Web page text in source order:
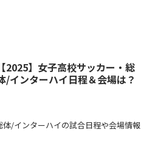
【2025】女子高校サッカー・総
/インターハイ日程＆会場は？
/インターハイの試合日程や会場情報